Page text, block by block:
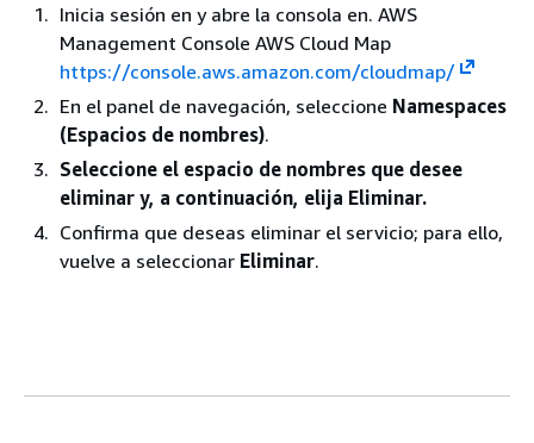
Inicia sesión en y abre la consola en. AWS
Management Console AWS Cloud Map
https://console.aws.amazon.com/cloudmap/
En el panel de navegación, seleccione Namespaces
(Espacios de nombres).
Seleccione el espacio de nombres que desee
eliminar y, a continuación, elija Eliminar.
Confirma que deseas eliminar el servicio; para ello,
vuelve a seleccionar Eliminar.